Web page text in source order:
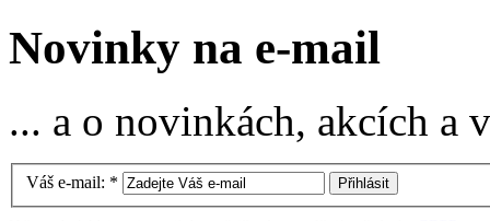
Novinky na e-mail
... a o novinkách, akcích
Váš e-mail: *